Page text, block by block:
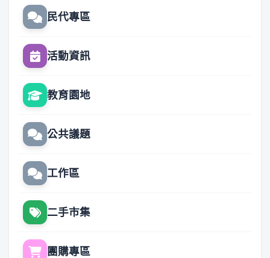
民代專區
活動資訊
教育園地
公共議題
工作區
二手市集
團購專區